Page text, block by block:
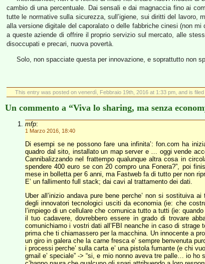
cambio di una percentuale. Dai sensali e dai magnaccia fino ai
tutte le normative sulla sicurezza, sull’igiene, sui diritti del lavoro,
alla versione digitale del caporalato o delle fabbriche cinesi (non
a queste aziende di offrire il proprio servizio sul mercato, alle
disoccupati e precari, nuova povertà.
Solo, non spacciate questa per innovazione, e soprattutto non
This entry was posted on venerdì, Febbraio 19th, 2016 at 1:33 pm, and is
Un commento a “Viva lo sharing, ma senza
mfp:
1 Marzo 2016, 18:40
Di esempi se ne possono fare una infinita’: fon.com ha
quadro dal sito, installato un map server e … oggi vende
Cannibalizzando nel frattempo qualunque altra cosa in
spendere 400 euro se con 20 compro una Fonera?”, poi
mese in bolletta per 6 anni, ma Fastweb fa di tutto per non
E’ un fallimento full stack; dai cavi al trattamento dei dati.
Uber all’inizio andava pure bene perche’ non si sostituiva
degli innovatori tecnologici usciti da economia (ie: che
l’impiego di un cellulare che comunica tutto a tutti (ie:
il tuo cadavere, dovrebbero essere in grado di trovare
comunichiamo i vostri dati all’FBI neanche in caso di
prima che ti chiamassero per la macchina. Un innocente a
un giro in galera che la carne fresca e’ sempre benvenuta
i processi perche’ sulla carta e’ una pistola fumante (e chi
gmail e’ speciale” -> “si, e mio nonno aveva tre palle… io ho